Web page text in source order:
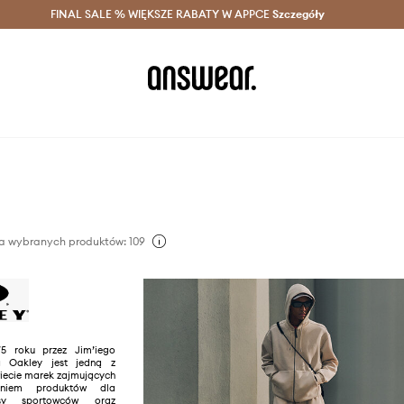
Oszczędzaj z Answear Club > Dostawa nawet w 24h >
FINAL SALE % WIĘKSZE RABATY W APPCE Szczegóły
wybranych produktów: 109
roku przez Jim’iego
Oakley jest jedną z
marek zajmujących
produktów dla
sportowców oraz